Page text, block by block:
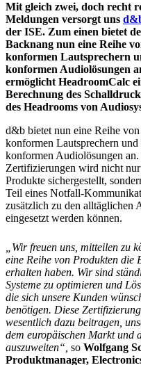
Mit gleich zwei, doch recht
Meldungen versorgt uns
der ISE. Zum einen bietet
Backnang nun eine Reihe
konformen Lautsprechern
konformen Audiolösungen
ermöglicht HeadroomCalc
Berechnung des
des Headrooms von
d&b bietet nun eine Reihe
konformen Lautsprechern
konformen Audiolösungen
Zertifizierungen wird nicht
Produkte sichergestellt,
Teil eines Notfall-
zusätzlich zu den alltäglichen
eingesetzt werden können.
„Wir freuen uns, mitteilen zu
eine Reihe von Produkten die
erhalten haben. Wir sind
Systeme zu optimieren und
die sich unsere Kunden
benötigen. Diese
wesentlich dazu beitragen,
dem europäischen Markt und
auszuweiten“, so Wolfgang
Produktmanager,